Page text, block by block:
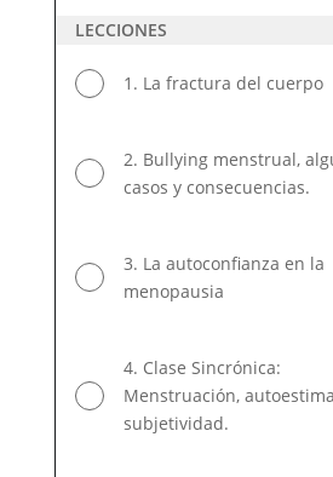
LECCIONES
1. La fractura del cuerpo
2. Bullying menstrual,
casos y consecuencias.
3. La autoconfianza en la
menopausia
4. Clase Sincrónica:
Menstruación,
subjetividad.